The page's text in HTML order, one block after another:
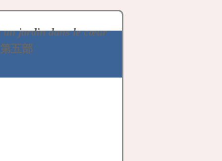
un jardin dans le cœur
第五部